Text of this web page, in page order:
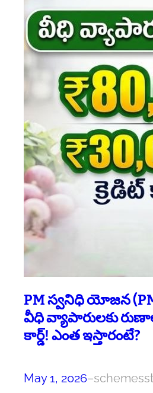
PM స్వనిధి యోజన
వీధి వ్యాపారులకు
కార్డ్! ఎంత ఇస్తారంటే?
May 1, 2026–